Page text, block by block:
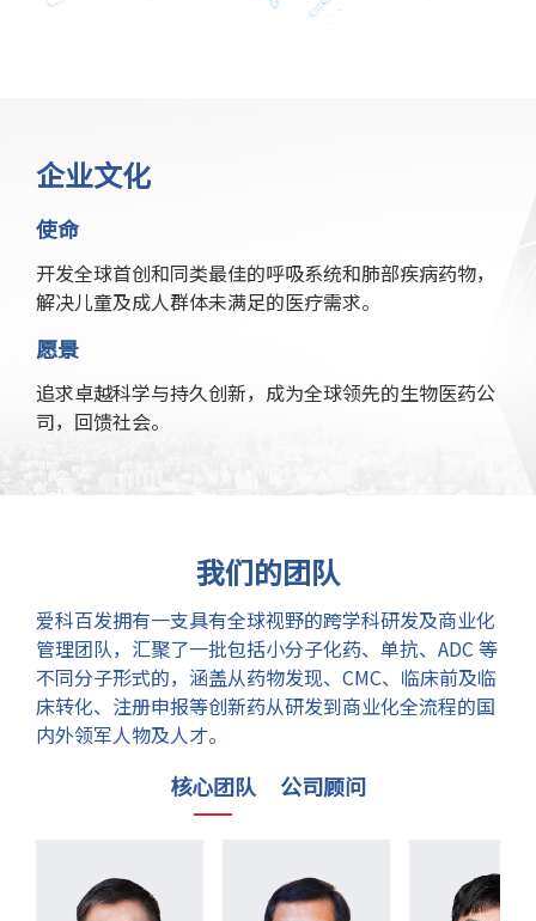
企业文化
使命
开发全球首创和同类最佳的呼吸系统和肺部疾病药物，
解决儿童及成人群体未满足的医疗需求。
愿景
追求卓越科学与持久创新，成为全球领先的生物医药公
司，回馈社会。
我们的团队
爱科百发拥有一支具有全球视野的跨学科研发及商业化
管理团队， 汇聚了一批包括小分子化药、单抗、ADC 等
不同分子形式的， 涵盖从药物发现、CMC、临床前及临
床转化、注册申报等创新药从研发到商业化全流程的国
内外领军人物及人才。
核心团队 公司顾问